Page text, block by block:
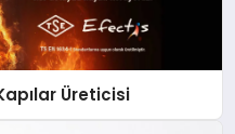
Üreticisi